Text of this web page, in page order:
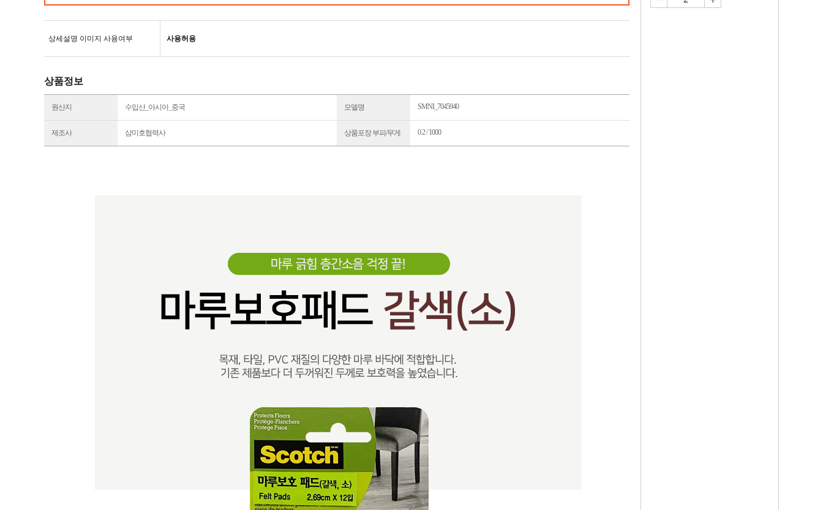
상세설명 이미지 사용여부 사용허용
상품정보
원산지 수입산_아시아_중국 모델명 SMNI_7045940
제조사 삼미호협력사 상품포장 부피/무게 0.2 / 1000